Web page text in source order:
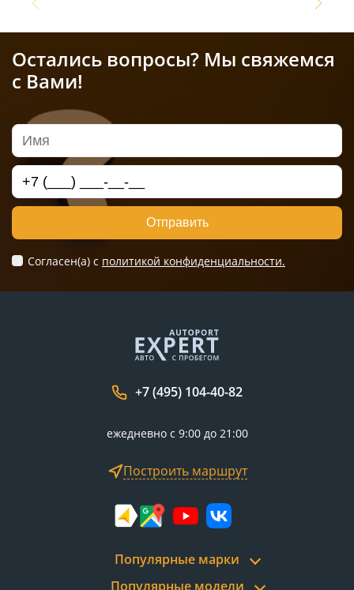
Остались вопросы? Мы свяжемся
с Вами!
Отправить
Согласен(а) c политикой конфиденциальности.
+7 (495) 104-40-82
ежедневно с 9:00 до 21:00
Построить маршрут
Популярные марки
Популярные модели